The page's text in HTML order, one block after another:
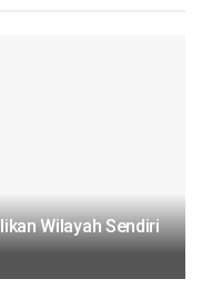
Wilayah Sendiri